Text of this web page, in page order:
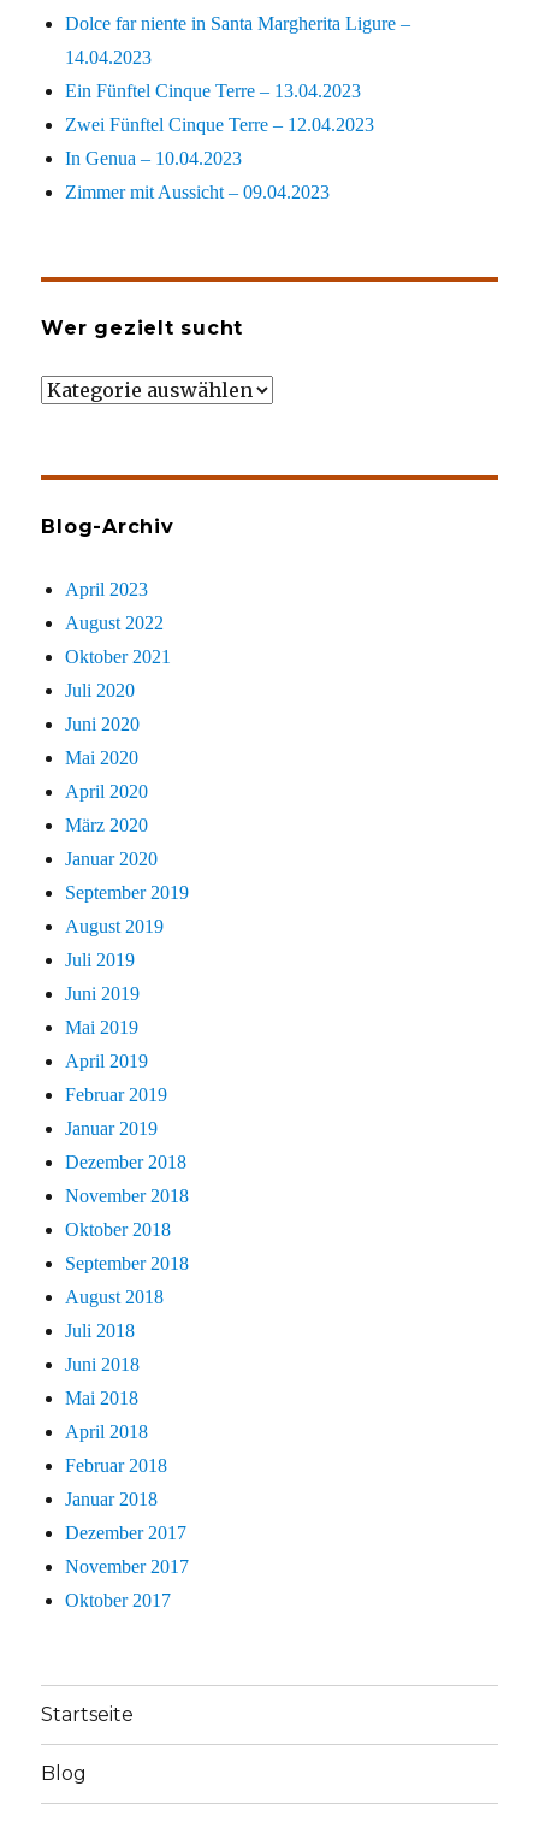
Dolce far niente in Santa Margherita Ligure –
14.04.2023
Ein Fünftel Cinque Terre – 13.04.2023
Zwei Fünftel Cinque Terre – 12.04.2023
In Genua – 10.04.2023
Zimmer mit Aussicht – 09.04.2023
Wer gezielt sucht
Wer
Blog-Archiv
April 2023
August 2022
Oktober 2021
Juli 2020
Juni 2020
Mai 2020
April 2020
März 2020
Januar 2020
September 2019
August 2019
Juli 2019
Juni 2019
Mai 2019
April 2019
Februar 2019
Januar 2019
Dezember 2018
November 2018
Oktober 2018
September 2018
August 2018
Juli 2018
Juni 2018
Mai 2018
April 2018
Februar 2018
Januar 2018
Dezember 2017
November 2017
Oktober 2017
Startseite
Blog